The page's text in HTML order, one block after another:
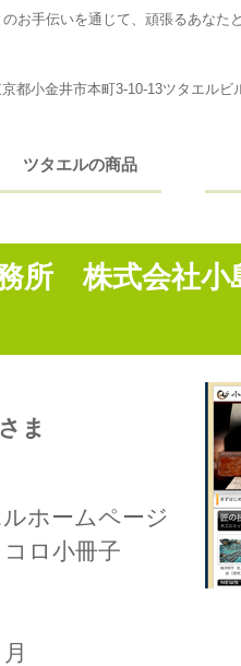
お手伝いを通じて、頑張るあなた
都小金井市本町3-10-13ツタエルビ
ツタエルの商品
所 株式会社小
ま
ルホームページ
コロ小冊子